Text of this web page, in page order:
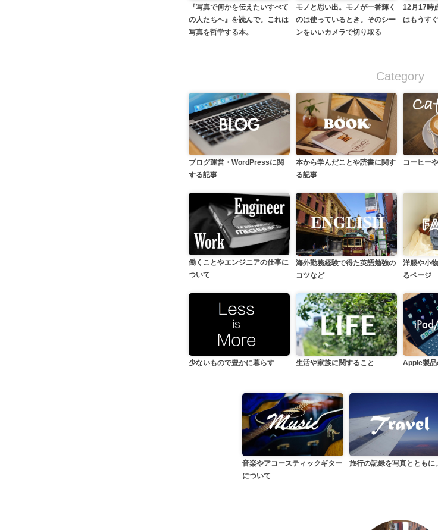
『写真で何かを伝えたいすべて
の人たちへ』を読んで。これは
写真を哲学する本。
モノと思い出。モノが一番輝く
のは使っているとき。そのシー
ンをいいカメラで切り取る
12月17時
はもうすぐ
Category
ブログ運営・WordPressに関
する記事
本から学んだことや読書に関す
る記事
コーヒー
働くことやエンジニアの仕事に
ついて
海外勤務経験で得た英語勉強の
コツなど
洋服や小
るページ
少ないもので豊かに暮らす 生活や家族に関すること Apple製品
音楽やアコースティックギター
について
旅行の記録を写真とともに。